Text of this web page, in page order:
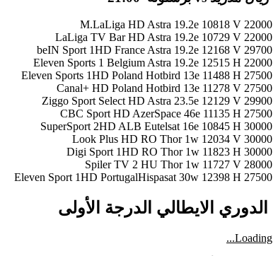
M.LaLiga HD Astra 19.2e 10818 V 22000
LaLiga TV Bar HD Astra 19.2e 10729 V 22000
beIN Sport 1HD France Astra 19.2e 12168 V 29700
Eleven Sports 1 Belgium Astra 19.2e 12515 H 22000
Eleven Sports 1HD Poland Hotbird 13e 11488 H 27500
Canal+ HD Poland Hotbird 13e 11278 V 27500
Ziggo Sport Select HD Astra 23.5e 12129 V 29900
CBC Sport HD AzerSpace 46e 11135 H 27500
SuperSport 2HD ALB Eutelsat 16e 10845 H 30000
Look Plus HD RO Thor 1w 12034 V 30000
Digi Sport 1HD RO Thor 1w 11823 H 30000
Spiler TV 2 HU Thor 1w 11727 V 28000
Eleven Sport 1HD PortugalHispasat 30w 12398 H 27500
الدوري الايطالي الدرجة الأولى
Loading...